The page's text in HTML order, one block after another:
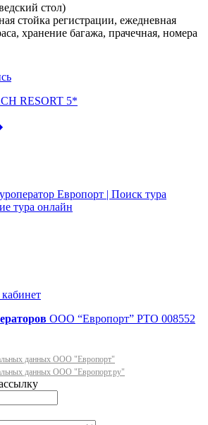
стол)
стойка регистрации, ежедневная
хранение багажа, прачечная, номера
RESORT 5*
ООО “Европорт” РТО 008552
данных ООО "Европорт"
данных ООО "Европорт.ру"